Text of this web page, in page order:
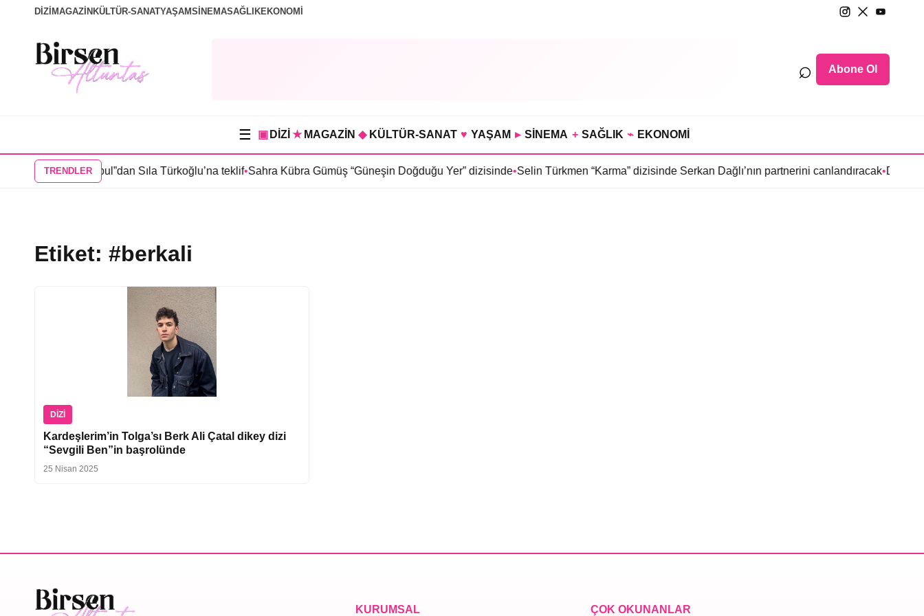
DİZİ MAGAZİN KÜLTÜR-SANATYAŞAMSİNEMASAĞLIKEKONOMİ
⌕ Abone Ol
☰ ▣ DİZİ ★ MAGAZİN ◆ KÜLTÜR-SANAT ♥ YAŞAM ▸ SİNEMA + SAĞLIK ⌁ EKONOMİ
TRENDLER
Maison İstanbul”dan Sıla Türkoğlu’na teklif •Sahra Kübra Gümüş “Güneşin Doğduğu Yer” dizisinde•Selin Türkmen “Karma” dizisinde Serkan Dağlı’nın partnerini canlandıracak•Daha
Etiket: #berkali
DIZI
Kardeşlerim’in Tolga’sı Berk Ali Çatal dikey dizi
“Sevgili Ben”in başrolünde
25 Nisan 2025
KURUMSAL ÇOK OKUNANLAR